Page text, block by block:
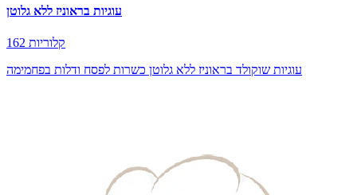
עוגיות בראוניז ללא גלוטן
162 קלוריות
עוגיות שוקולד בראוניז ללא גלוטן כשרות לפסח ודלות בפחמימה